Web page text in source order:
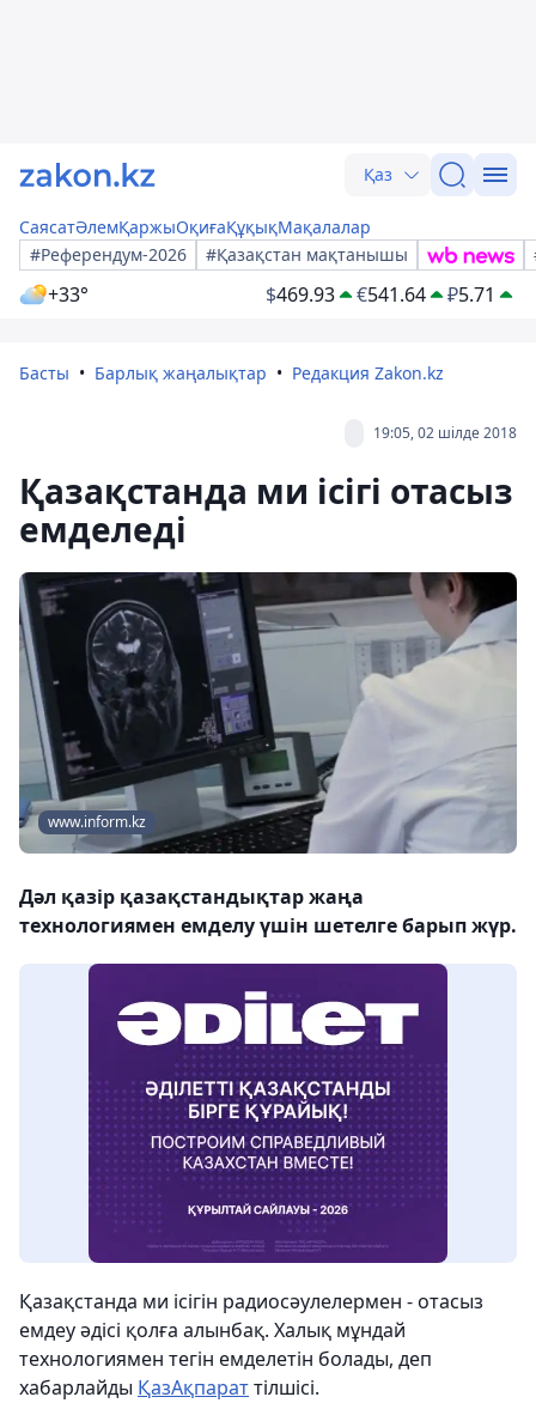
Қаз
СаясатӘлемҚаржыОқиғаҚұқықМақалалар
#Референдум-2026
#Қазақстан мақтанышы
+33° $469.93 €541.64 ₽5.71
Басты Барлық жаңалықтар Редакция Zakon.kz
19:05, 02 шілде 2018
Қазақстанда ми ісігі отасыз
емделеді
www.inform.kz
Дәл қазір қазақстандықтар жаңа
теxнологиямен емделу үшін шетелге барып жүр.
Қазақстанда ми ісігін радиосәулелермен - отасыз
емдеу әдісі қолға алынбақ. Халық мұндай
теxнологиямен тегін емделетін болады, деп
xабарлайды ҚазАқпараттілшісі.